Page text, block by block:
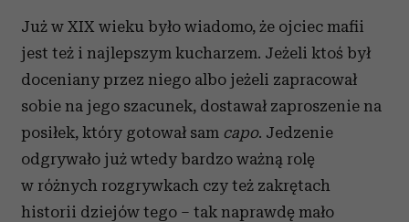
Już w XIX wieku było wiadomo, że ojciec mafii
jest też i najlepszym kucharzem. Jeżeli ktoś był
doceniany przez niego albo jeżeli zapracował
sobie na jego szacunek, dostawał zaproszenie na
posiłek, który gotował sam capo. Jedzenie
odgrywało już wtedy bardzo ważną rolę
w różnych rozgrywkach czy też zakrętach
historii dziejów tego – tak naprawdę mało